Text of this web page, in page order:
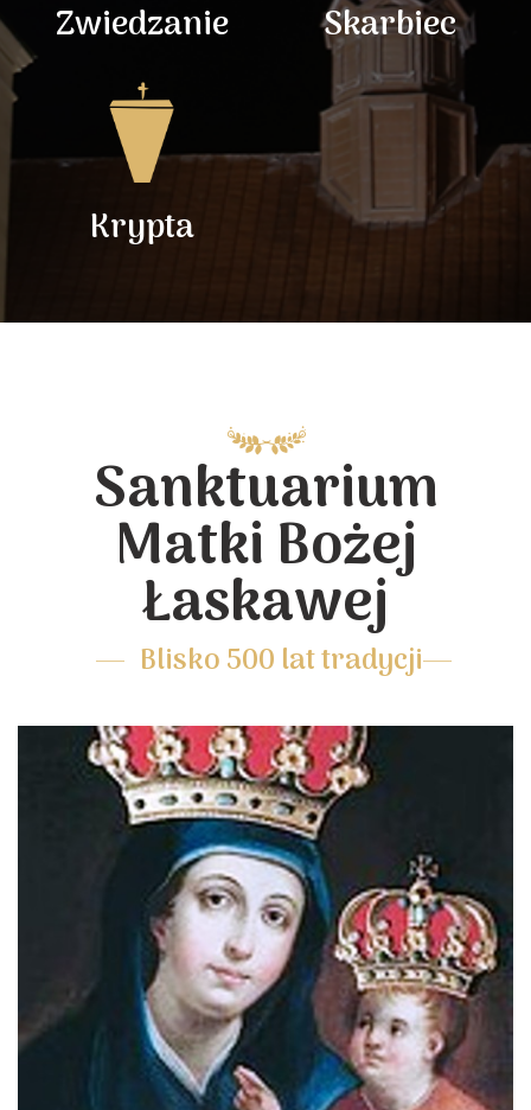
Zwiedzanie Skarbiec
Krypta
Sanktuarium
Matki Bożej
Łaskawej
Blisko 500 lat tradycji